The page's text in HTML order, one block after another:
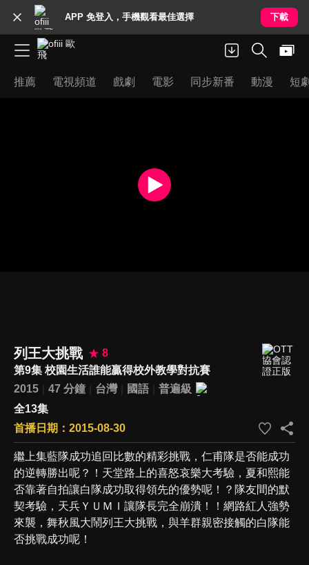
APP 免登入，手機觀看最佳選擇 下載
推薦 電視頻道 戲劇 電影 同步新番 動漫 短
列王大挑戰
8
第9集 校園生活誰能贏得校外教學對抗賽
2015
47 分鐘 台灣 國語
普遍級
全13集
首播日期：2015-08-30
繼上集藍隊成功追回比數的精彩挑戰，仁甫隊是否能成功
的逆轉勝出呢？！天堂路上的喜怒哀樂大考驗，夏和熙能
否靠著自拍讓白隊成功取得領先的優勢呢！？隊友間的默
契考驗，天兵ＹＵＭＩ讓隊長完全崩潰！！網路紅人強勢
來襲，舞秋風大鬧列王大挑戰，與羊群親密接觸的白隊能
否挑戰成功呢！